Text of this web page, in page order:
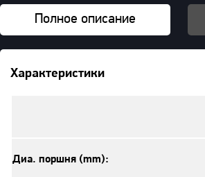
Полное описание
Характеристики
Диа. поршня (mm):